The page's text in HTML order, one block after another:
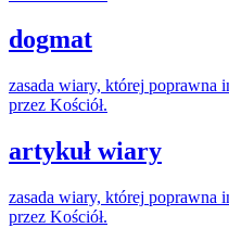
dogmat
zasada wiary, której poprawna
przez Kościół.
artykuł wiary
zasada wiary, której poprawna
przez Kościół.